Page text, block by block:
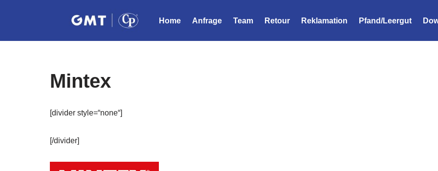
Inhalt
Home Anfrage Team Retour Reklamation Pfand/Leergut
Mintex
[divider style=“none“]
[/divider]